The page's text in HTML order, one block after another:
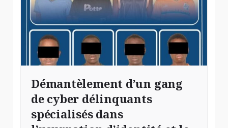
Démantèlement d’un gang
de cyber délinquants
spécialisés dans